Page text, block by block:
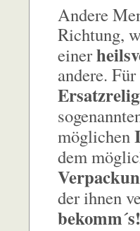
Andere
Richtung,
einer
andere.
möglichen
dem
der ihnen
bekomm´s!